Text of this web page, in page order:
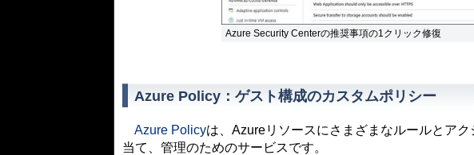
Azure Security Centerの推奨事項の1クリック修復
Azure Policy：ゲスト構成のカスタムポリシー
Azure Policyは、Azureリソースにさまざまなルールとア
当て、管理のためのサービスです。